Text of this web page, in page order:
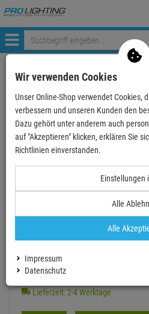
Menü
Weiter einkaufen ProLighting
DAP-Audio FL74 XLR M/
PLFL746
Finanzierung ab1,38 EUR/ Monat
UVP:42,24€2
Lieferzeit: 2-4 Werktage
Wir verwenden Cookies
Unser Online-Shop verwendet Cookies,
verbessern und unseren Kunden den
Dazu gehört unter anderem auch
auf "Akzeptieren" klicken, erklären Sie
Richtlinien einverstanden.
Einstellungen
Alle
Alle
Impressum
Datenschutz